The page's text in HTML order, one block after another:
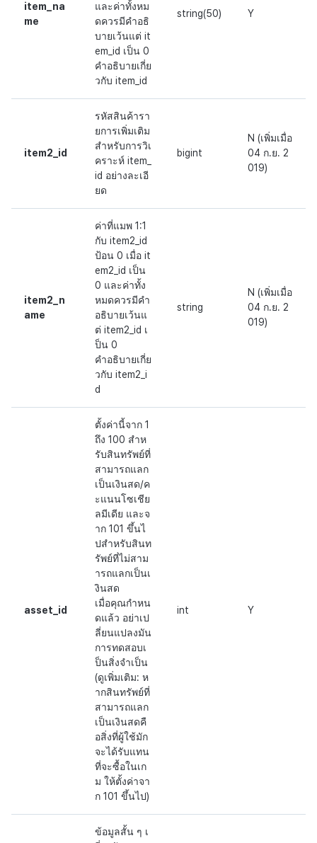
item_na
me
และค่าทั้งหม
ดควรมีคำอธิ
บายเว้นแต่ it
em_id เป็น 0
คำอธิบายเกี่ย
วกับ item_id
string(50) Y
item2_id
รหัสสินค้ารา
ยการเพิ่มเติม
สำหรับการวิเ
คราะห์ item_
id อย่างละเอี
ยด
bigint
N (เพิ่มเมื่อ
04 ก.ย. 2
019)
item2_n
ame
ค่าที่แมพ 1:1
กับ item2_id
ป้อน 0 เมื่อ it
em2_id เป็น
0 และค่าทั้ง
หมดควรมีคำ
อธิบายเว้นแ
ต่ item2_id เ
ป็น 0
คำอธิบายเกี่ย
วกับ item2_i
d
string
N (เพิ่มเมื่อ
04 ก.ย. 2
019)
asset_id
ตั้งค่านี้จาก 1
ถึง 100 สำห
รับสินทรัพย์ที่
สามารถแลก
เป็นเงินสด/ค
ะแนนโซเชีย
ลมีเดีย และจ
าก 101 ขึ้นไ
ปสำหรับสินท
รัพย์ที่ไม่สาม
ารถแลกเป็นเ
งินสด
เมื่อคุณกำหน
ดแล้ว อย่าเป
ลี่ยนแปลงมัน
การทดสอบเ
ป็นสิ่งจำเป็น
(ดูเพิ่มเติม: ห
ากสินทรัพย์ที่
สามารถแลก
เป็นเงินสดคื
อสิ่งที่ผู้ใช้มัก
จะได้รับแทน
ที่จะซื้อในเก
ม ให้ตั้งค่าจา
ก 101 ขึ้นไป)
int Y
ข้อมูลสั้น ๆ เ